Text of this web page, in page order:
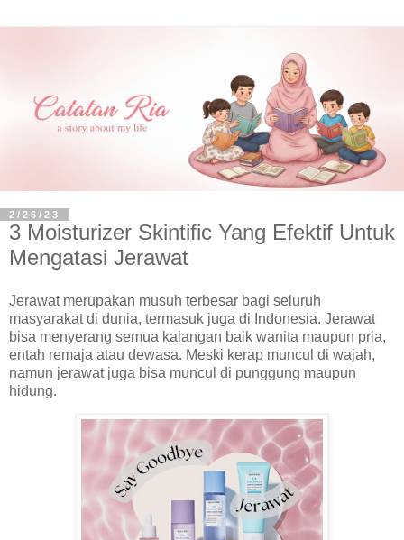
2/26/23
3 Moisturizer Skintific Yang Efektif Untuk
Mengatasi Jerawat
Jerawat merupakan musuh terbesar bagi seluruh
masyarakat di dunia, termasuk juga di Indonesia. Jerawat
bisa menyerang semua kalangan baik wanita maupun pria,
entah remaja atau dewasa. Meski kerap muncul di wajah,
namun jerawat juga bisa muncul di punggung maupun
hidung.